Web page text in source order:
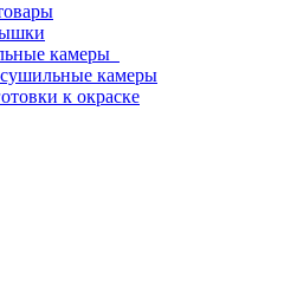
камеры
камеры
к окраске